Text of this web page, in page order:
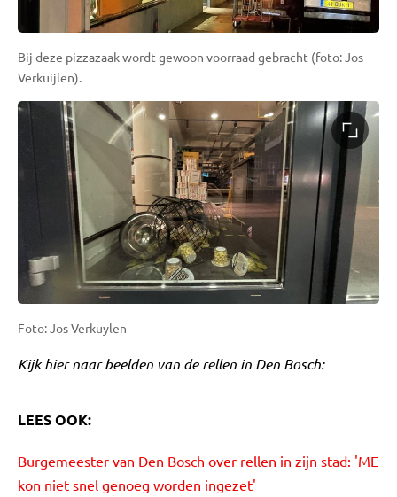
Bij deze pizzazaak wordt gewoon voorraad gebracht (foto: Jos
Verkuijlen).
Foto: Jos Verkuylen
Kijk hier naar beelden van de rellen in Den Bosch:
LEES OOK:
Burgemeester van Den Bosch over rellen in zijn stad: 'ME
kon niet snel genoeg worden ingezet'